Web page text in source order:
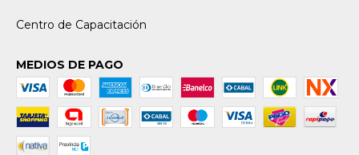
Centro de Capacitación
MEDIOS DE PAGO